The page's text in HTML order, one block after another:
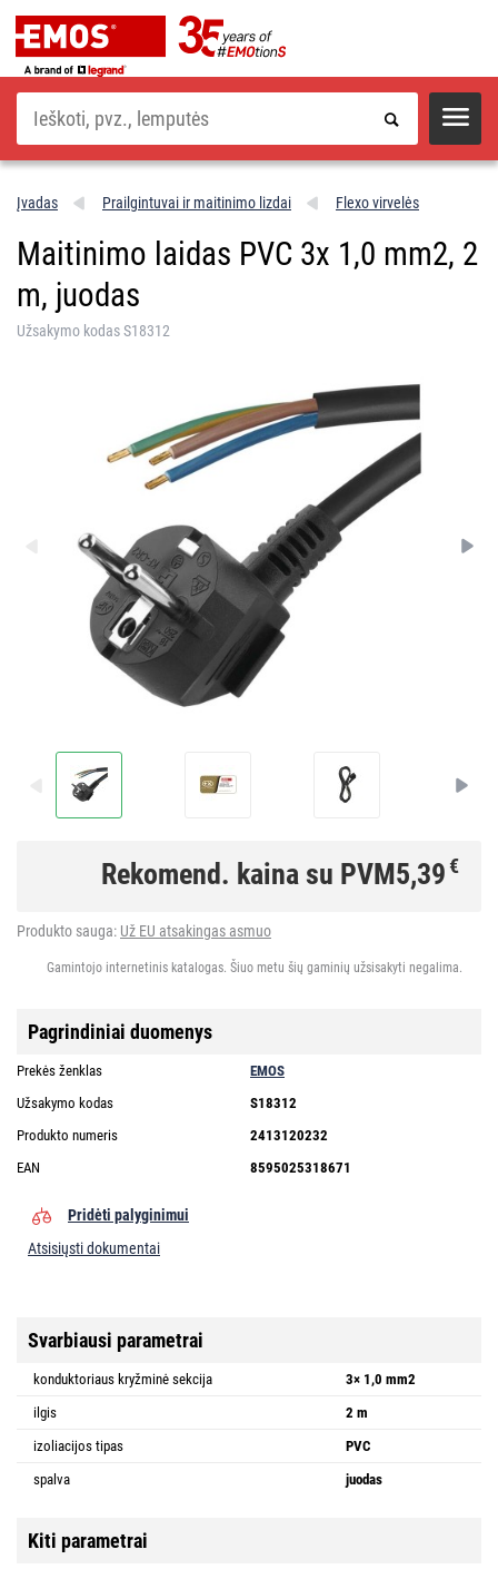
Paieška
Įvadas Prailgintuvai ir maitinimo lizdai Flexo virvelės
Maitinimo laidas PVC 3x 1,0 mm2, 2
m, juodas
Užsakymo kodas S18312
Rekomend. kaina su PVM5,39€
Produkto sauga: Už EU atsakingas asmuo
Gamintojo internetinis katalogas. Šiuo metu šių gaminių užsisakyti negalima.
Pagrindiniai duomenys
Prekės ženklas
EMOS
Užsakymo kodas
S18312
Produkto numeris
2413120232
EAN
8595025318671
Pridėti palyginimui
Atsisiųsti dokumentai
Svarbiausi parametrai
konduktoriaus kryžminė sekcija
3× 1,0 mm2
ilgis
2 m
izoliacijos tipas
PVC
spalva
juodas
Kiti parametrai